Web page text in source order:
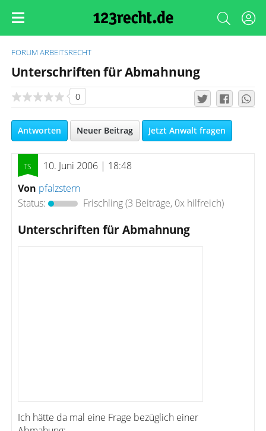
FORUM ARBEITSRECHT
Unterschriften für Abmahnung
0
Antworten Neuer Beitrag Jetzt Anwalt fragen
10. Juni 2006 | 18:48
Von pfalzstern
Status:
Frischling(3 Beiträge, 0x hilfreich)
Unterschriften für Abmahnung
Ich hätte da mal eine Frage bezüglich einer